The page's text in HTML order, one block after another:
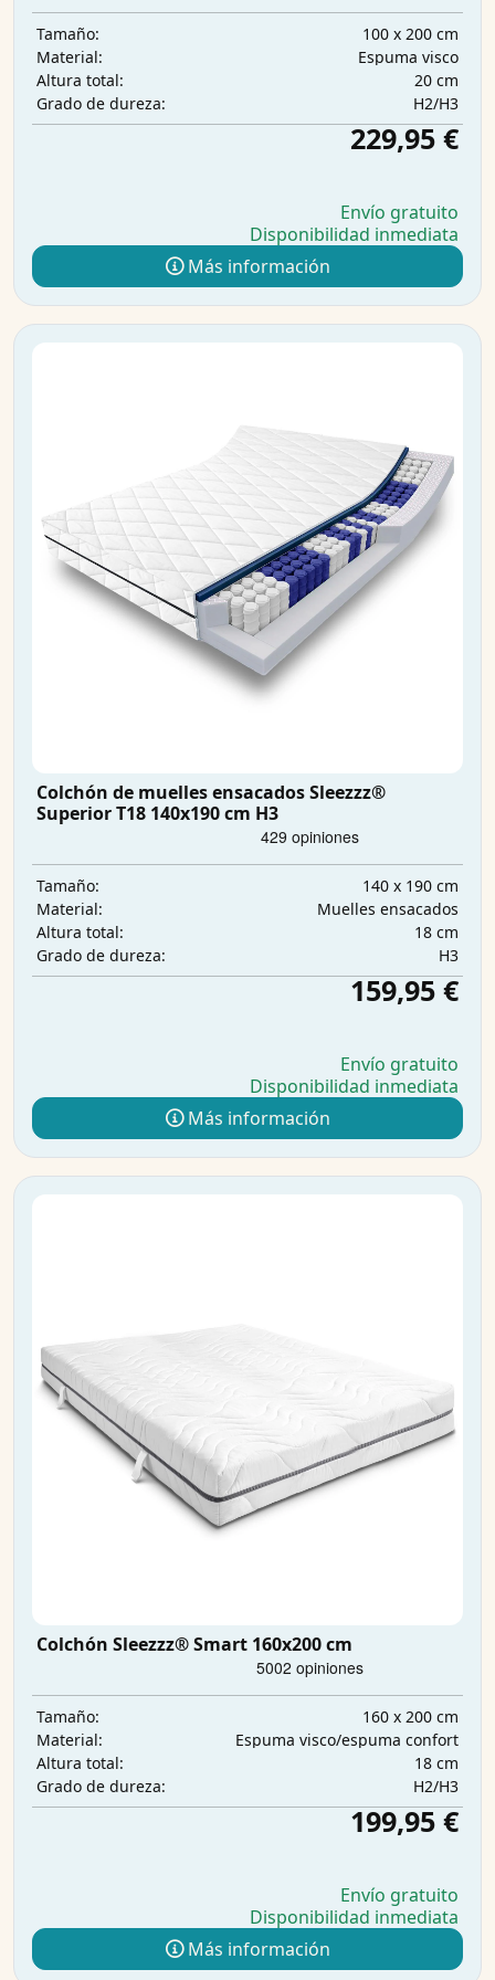
Tamaño:
100 x 200 cm
Material:
Espuma visco
Altura total:
20 cm
Grado de dureza:
H2/H3
229,95 €
Envío gratuito
Disponibilidad inmediata
Más información
Colchón de muelles ensacados Sleezzz®
Superior T18 140x190 cm H3
Tamaño:
140 x 190 cm
Material:
Muelles ensacados
Altura total:
18 cm
Grado de dureza:
H3
159,95 €
Envío gratuito
Disponibilidad inmediata
Más información
Colchón Sleezzz® Smart 160x200 cm
Tamaño:
160 x 200 cm
Material:
Espuma visco/espuma confort
Altura total:
18 cm
Grado de dureza:
H2/H3
199,95 €
Envío gratuito
Disponibilidad inmediata
Más información